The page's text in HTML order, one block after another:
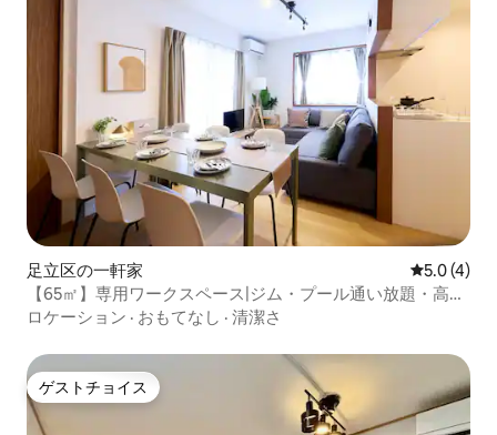
足立区の一軒家 レビュー4
5.0 (4)
【65㎡】専用ワークスペース|ジム・プール通い放題・高速
Wi-Fi|東京駅（大手町駅）直通20分
ロケーション · おもてなし · 清潔さ
ゲストチョイス
ゲストチョイス